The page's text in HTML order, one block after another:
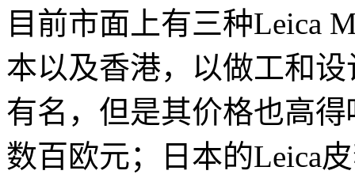
目前市面上有三种Leica
本以及香港，以做工和
有名，但是其价格也高
数百欧元；日本的Leica